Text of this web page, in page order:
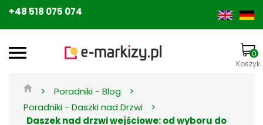
+48 518 075 074
0
Koszyk
> Poradniki - Blog >
Poradniki - Daszki nad Drzwi >
Daszek nad drzwi wejściowe: od wyboru do